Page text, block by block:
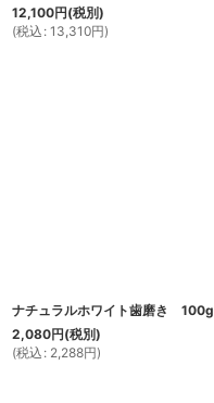
12,100円(税別)
(税込 : 13,310円)
ナチュラルホワイト歯磨き 100g
2,080円(税別)
(税込 : 2,288円)